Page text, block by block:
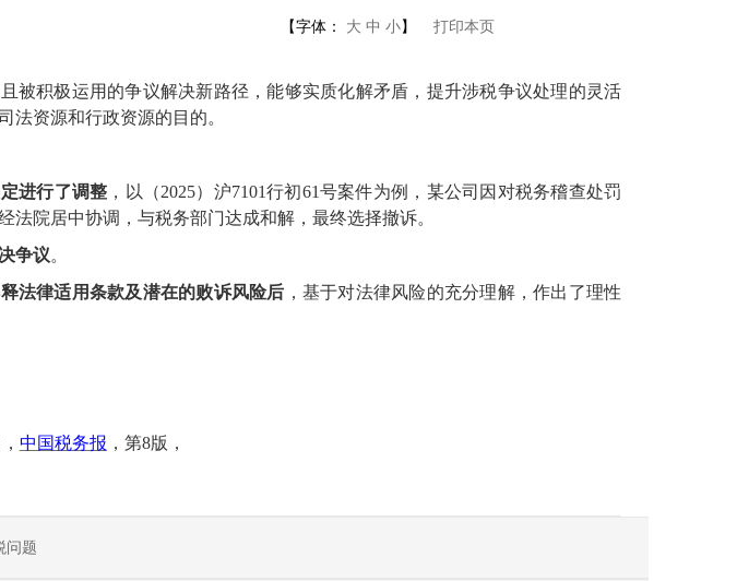
【字体： 大 中 小】 打印本页
被积极运用的争议解决新路径，能够实质化解矛盾，提升涉税争议处理的灵活
法资源和行政资源的目的。
进行了调整 ，以（2025）沪7101行初61号案件为例，某公司因对税务稽查处罚
法院居中协调，与税务部门达成和解，最终选择撤诉。
争议。
法律适用条款及潜在的败诉风险后 ，基于对法律风险的充分理解，作出了理性
中国税务报 ，第8版，
问题